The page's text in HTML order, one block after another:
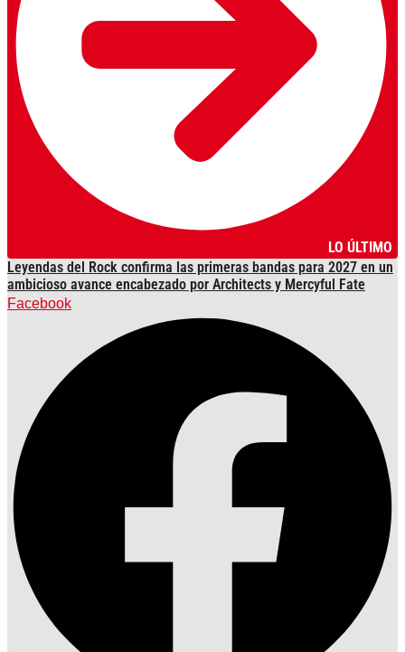
LO ÚLTIMO
Leyendas del Rock confirma las primeras bandas para 2027 en un
ambicioso avance encabezado por Architects y Mercyful Fate
Facebook